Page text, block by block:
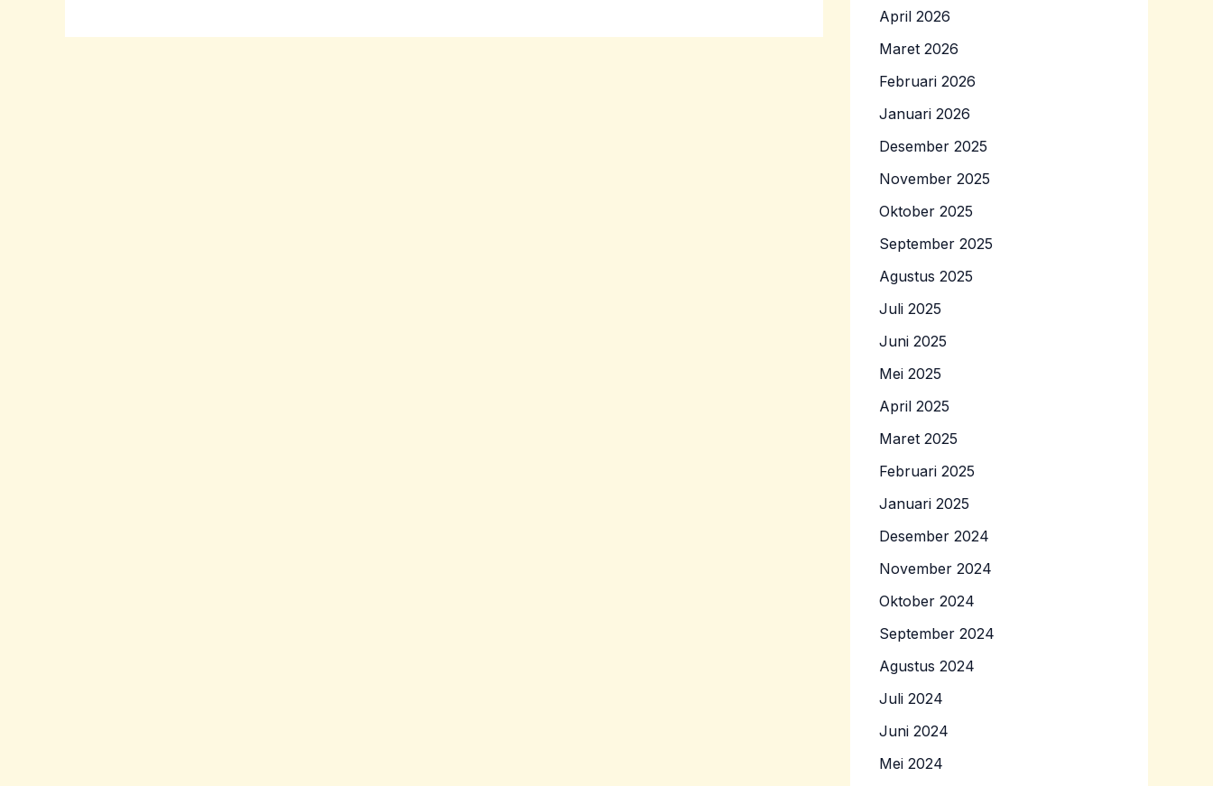
April 2026
Maret 2026
Februari 2026
Januari 2026
Desember 2025
November 2025
Oktober 2025
September 2025
Agustus 2025
Juli 2025
Juni 2025
Mei 2025
April 2025
Maret 2025
Februari 2025
Januari 2025
Desember 2024
November 2024
Oktober 2024
September 2024
Agustus 2024
Juli 2024
Juni 2024
Mei 2024